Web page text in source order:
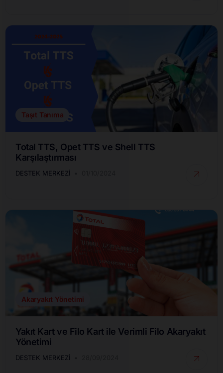
Taşıt Tanıma
Total TTS, Opet TTS ve Shell TTS
Karşılaştırması
DESTEK MERKEZI
Akaryakıt Yönetimi
Yakıt Kart ve Filo Kart ile Verimli Filo Akaryakıt
Yönetimi
DESTEK MERKEZI